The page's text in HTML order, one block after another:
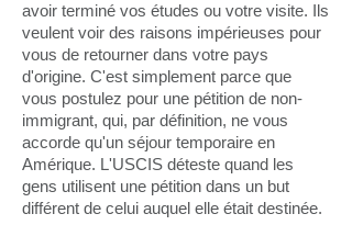
avoir terminé vos études ou votre visite. Ils
veulent voir des raisons impérieuses pour
vous de retourner dans votre pays
d'origine. C'est simplement parce que
vous postulez pour une pétition de non-
immigrant, qui, par définition, ne vous
accorde qu'un séjour temporaire en
Amérique. L'USCIS déteste quand les
gens utilisent une pétition dans un but
différent de celui auquel elle était destinée.